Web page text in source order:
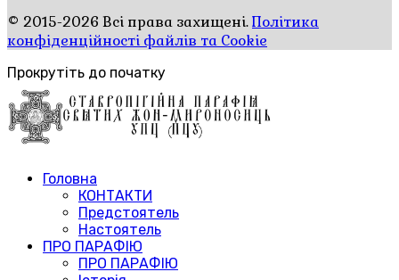
© 2015-2026 Всі права захищені.Політика
конфіденційності файлів та Cookie
Прокрутіть до початку
Головна
КОНТАКТИ
Предстоятель
Настоятель
ПРО ПАРАФІЮ
ПРО ПАРАФІЮ